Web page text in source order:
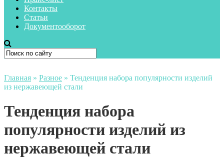
Контакты
Статьи
Документооборот
Главная » Разное » Тенденция набора популярности изделий
из нержавеющей стали
Тенденция набора
популярности изделий из
нержавеющей стали